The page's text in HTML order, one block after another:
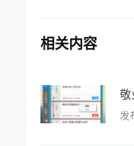
相关内容
敬
发